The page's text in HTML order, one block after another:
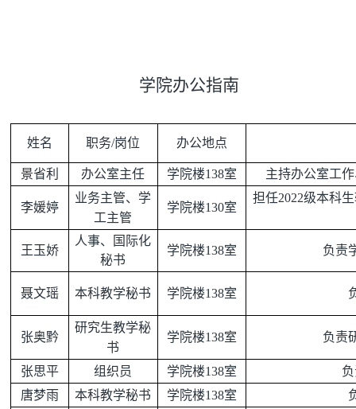
学院办公指南
姓名 职务/岗位 办公地点
景省利 办公室主任 学院楼138室 主持办公室工
李媛婷
业务主管、学
工主管
学院楼130室
担任2022级本科
王玉娇
人事、国际化
秘书
学院楼138室 负责
聂文瑶 本科教学秘书 学院楼138室
张奥黔
研究生教学秘
书
学院楼138室 负责
张思平 组织员 学院楼138室
唐梦雨
本科教学秘书 学院楼138室